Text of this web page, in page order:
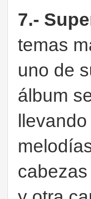
7.-
temas
uno de
álbum